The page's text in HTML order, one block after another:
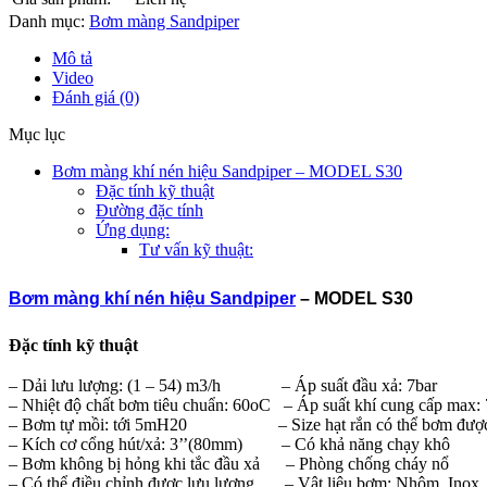
Danh mục: Bơm màng Sandpiper
Mô tả
Video
Đánh giá (0)
Mục lục
Bơm màng khí nén hiệu Sandpiper – MODEL S30
Đặc tính kỹ thuật
Đường đặc tính
Ứng dụng:
Tư vấn kỹ thuật:
Bơm màng khí nén hiệu Sandpiper – MODEL S30
Đặc tính kỹ thuật
– Dải lưu lượng: (1 – 54) m3/h – Áp suất đầu xả: 7bar
– Nhiệt độ chất bơm tiêu chuẩn: 60oC – Áp suất khí cung cấp max:
– Bơm tự mồi: tới 5mH20 – Size hạt rắn có thể bơm
– Kích cơ cổng hút/xả: 3’’(80mm) – Có khả năng chạy khô
– Bơm không bị hỏng khi tắc đầu xả – Phòng chống cháy nổ